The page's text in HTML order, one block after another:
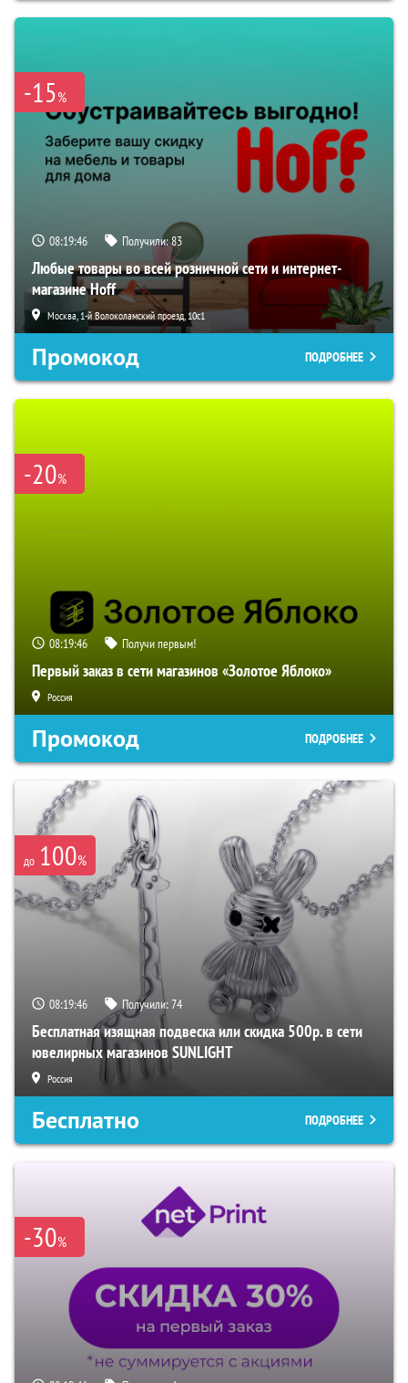
-15%
08:19:45 Получили:83
Любые товары во всей розничной сети и интернет-
магазине Hoff
Москва, 1-й Волоколамский проезд, 10с1
Промокод ПОДРОБНЕЕ
-20%
08:19:45 Получи первым!
Первый заказ в сети магазинов «Золотое Яблоко»
Россия
Промокод ПОДРОБНЕЕ
до 100%
08:19:45 Получили:74
Бесплатная изящная подвеска или скидка 500р. в сети
ювелирных магазинов SUNLIGHT
Россия
Бесплатно ПОДРОБНЕЕ
-30%